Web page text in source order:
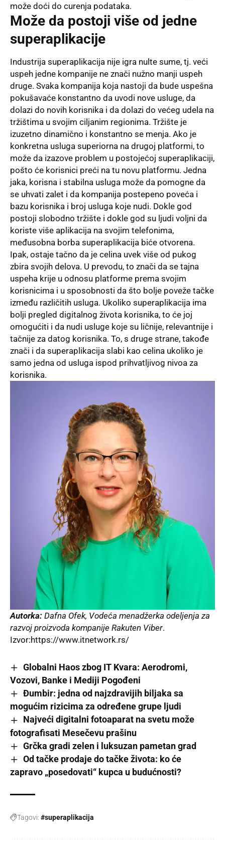
može doći do curenja podataka.
Može da postoji više od jedne
superaplikacije
Industrija superaplikacija nije igra nulte sume, tj. veći
uspeh jedne kompanije ne znači nužno manji uspeh
druge. Svaka kompanija koja nastoji da bude uspešna
pokušavaće konstantno da uvodi nove usluge, da
dolazi do novih korisnika i da dolazi do većeg udela na
tržištima u svojim ciljanim regionima. Tržište je
izuzetno dinamično i konstantno se menja. Ako je
konkretna usluga superiorna na drugoj platformi, to
može da izazove problem u postojećoj superaplikaciji,
pošto će korisnici preći na tu novu platformu. Jedna
jaka, korisna i stabilna usluga može da pomogne da
se uhvati zalet i da kompanija postepeno poveća i
bazu korisnika i broj usluga koje nudi. Dokle god
postoji slobodno tržište i dokle god su ljudi voljni da
koriste više aplikacija na svojim telefonima,
međusobna borba superaplikacija biće otvorena.
Ipak, ostaje tačno da je celina uvek više od pukog
zbira svojih delova. U prevodu, to znači da se tajna
uspeha krije u odnosu platforme prema svojim
korisnicima i u sposobnosti da što bolje poveže tačke
između različitih usluga. Ukoliko superaplikacija ima
bolji pregled digitalnog života korisnika, to će joj
omogućiti i da nudi usluge koje su ličnije, relevantnije i
tačnije za datog korisnika. To, s druge strane, takođe
znači i da superaplikacija slabi kao celina ukoliko je
samo jedna od usluga ispod prihvatljivog nivoa za
korisnika.
Autorka: Dafna Ofek, Vodeća menadžerka odeljenja za
razvoj proizvoda kompanije Rakuten Viber.
Izvor:https://www.itnetwork.rs/
Globalni Haos zbog IT Kvara: Aerodromi,
Vozovi, Banke i Mediji Pogođeni
Đumbir: jedna od najzdravijih biljaka sa
mogućim rizicima za određene grupe ljudi
Najveći digitalni fotoaparat na svetu može
fotografisati Mesečevu prašinu
Grčka gradi zelen i luksuzan pametan grad
Od tačke prodaje do tačke života: ko će
zapravo „posedovati“ kupca u budućnosti?
Tagovi: #superaplikacija